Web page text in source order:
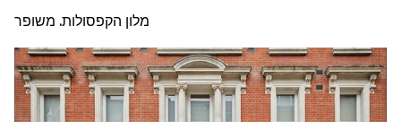
מלון הקפסולות. משופר